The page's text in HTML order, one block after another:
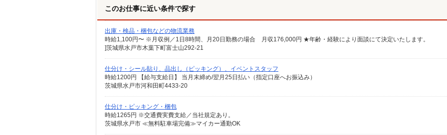
このお仕事に近い条件で探す
出庫・検品・梱包などの物流業務
時給1,100円〜 ※月収例／1日8時間、月20日勤務の場合 月収176,000円 ★年齢・経験により面談にて決定いたします。
]茨城県水戸市木葉下町富士山292-21
仕分け・シール貼り、品出し（ピッキング）、イベントスタッフ
時給1200円 【給与支給日】 当月末締め/翌月25日払い（指定口座へお振込み）
茨城県水戸市河和田町4433-20
仕分け・ピッキング・梱包
時給1265円 ※交通費実費支給／当社規定あり。
茨城県水戸市 ≪無料駐車場完備≫マイカー通勤OK